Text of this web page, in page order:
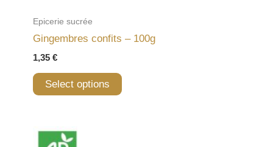
Epicerie sucrée
Gingembres confits – 100g
1,35 €
Select options